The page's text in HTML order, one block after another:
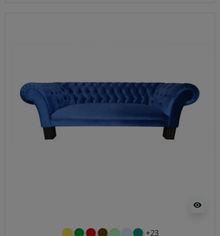
visibility
żółtyzielonyczerwony
czekoladowy
miętowybłękitny
turkusowy
+23